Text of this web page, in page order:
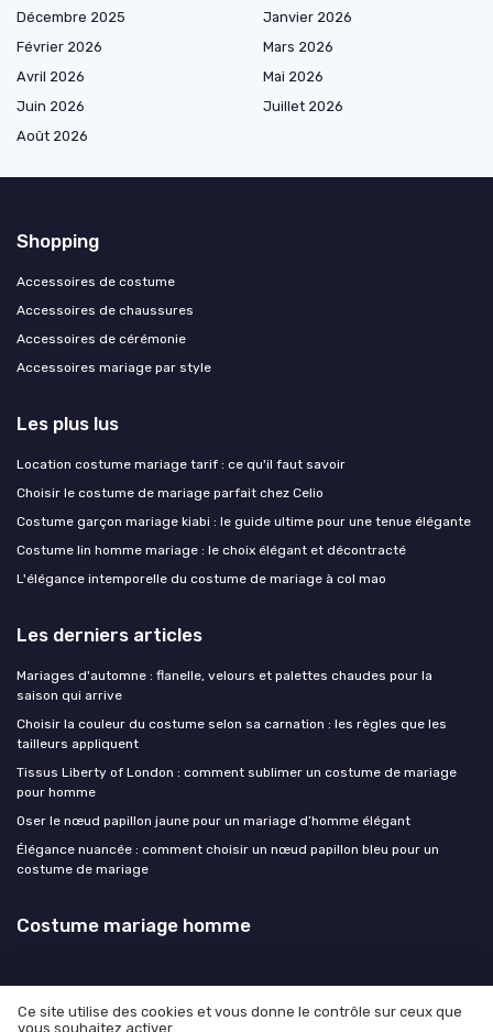
Décembre 2025
Janvier 2026
Février 2026
Mars 2026
Avril 2026
Mai 2026
Juin 2026
Juillet 2026
Août 2026
Shopping
Accessoires de costume
Accessoires de chaussures
Accessoires de cérémonie
Accessoires mariage par style
Les plus lus
Location costume mariage tarif : ce qu'il faut savoir
Choisir le costume de mariage parfait chez Celio
Costume garçon mariage kiabi : le guide ultime pour une tenue élégante
Costume lin homme mariage : le choix élégant et décontracté
L'élégance intemporelle du costume de mariage à col mao
Les derniers articles
Mariages d'automne : flanelle, velours et palettes chaudes pour la
saison qui arrive
Choisir la couleur du costume selon sa carnation : les règles que les
tailleurs appliquent
Tissus Liberty of London : comment sublimer un costume de mariage
pour homme
Oser le nœud papillon jaune pour un mariage d’homme élégant
Élégance nuancée : comment choisir un nœud papillon bleu pour un
costume de mariage
Costume mariage homme
Ce site utilise des cookies et vous donne le contrôle sur ceux que
vous souhaitez activer